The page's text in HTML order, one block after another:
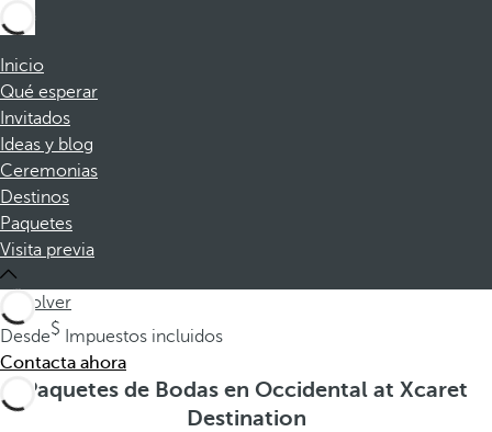
Inicio
Qué esperar
Invitados
Ideas y blog
Ceremonias
Destinos
Paquetes
Visita previa
volver
Desde
Impuestos incluidos
Contacta ahora
Paquetes de Bodas en Occidental at Xcaret
Destination